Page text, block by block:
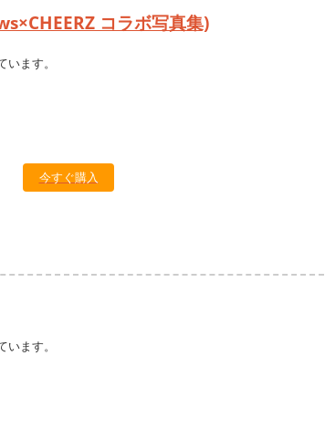
コラボ写真集)
ます。
今すぐ購入
ます。